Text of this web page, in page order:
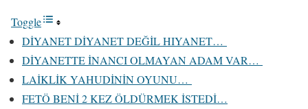
Toggle
DİYANET DİYANET DEĞİL HIYANET…
DİYANETTE İNANCI OLMAYAN ADAM VAR…
LAİKLİK YAHUDİNİN OYUNU…
FETÖ BENİ 2 KEZ ÖLDÜRMEK İSTEDİ…